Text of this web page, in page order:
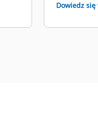
Dowiedz się